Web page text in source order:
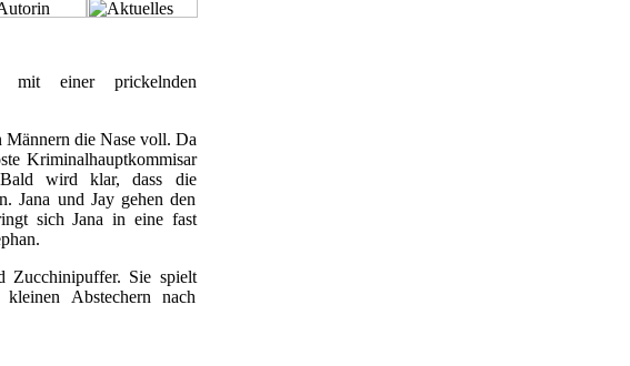
mit einer prickelnden
Männern die Nase voll. Da
Kriminalhauptkommisar
Bald wird klar, dass die
Jana und Jay gehen den
sich Jana in eine fast
Zucchinipuffer. Sie spielt
Abstechern nach